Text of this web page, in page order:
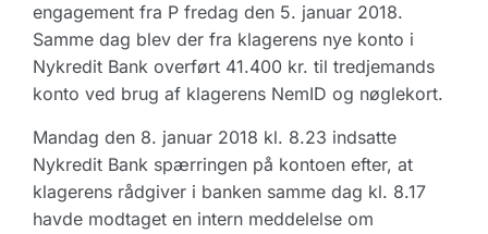
engagement fra P fredag den 5. januar 2018.
Samme dag blev der fra klagerens nye konto i
Nykredit Bank overført 41.400 kr. til tredjemands
konto ved brug af klagerens NemID og nøglekort.
Mandag den 8. januar 2018 kl. 8.23 indsatte
Nykredit Bank spærringen på kontoen efter, at
klagerens rådgiver i banken samme dag kl. 8.17
havde modtaget en intern meddelelse om